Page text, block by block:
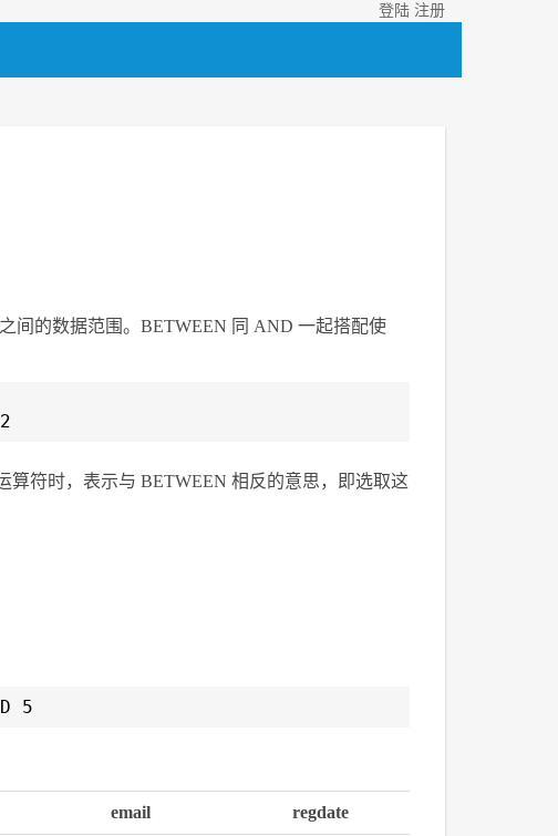
登陆 注册
间的数据范围。BETWEEN 同 AND 一起搭配使
算符时，表示与 BETWEEN 相反的意思，即选取这
5
email regdate